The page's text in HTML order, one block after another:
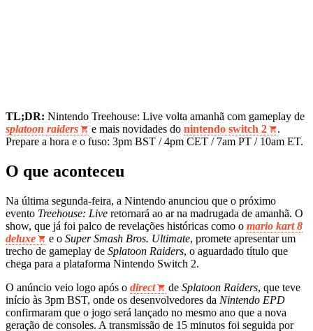
TL;DR: Nintendo Treehouse: Live volta amanhã com gameplay de
splatoon raiders
e mais novidades do nintendo switch 2
.
Prepare a hora e o fuso: 3pm BST / 4pm CET / 7am PT / 10am ET.
O que aconteceu
Na última segunda-feira, a Nintendo anunciou que o próximo
evento Treehouse: Live retornará ao ar na madrugada de amanhã. O
show, que já foi palco de revelações históricas como o mario kart 8
deluxe
e o Super Smash Bros. Ultimate, promete apresentar um
trecho de gameplay de Splatoon Raiders, o aguardado título que
chega para a plataforma Nintendo Switch 2.
O anúncio veio logo após o direct de Splatoon Raiders, que teve
início às 3pm BST, onde os desenvolvedores da Nintendo EPD
confirmaram que o jogo será lançado no mesmo ano que a nova
geração de consoles. A transmissão de 15 minutos foi seguida por